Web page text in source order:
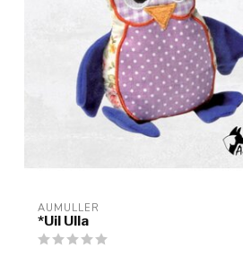
AUMULLER
*Uil Ulla